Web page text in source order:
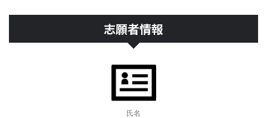
志願者情報
氏名